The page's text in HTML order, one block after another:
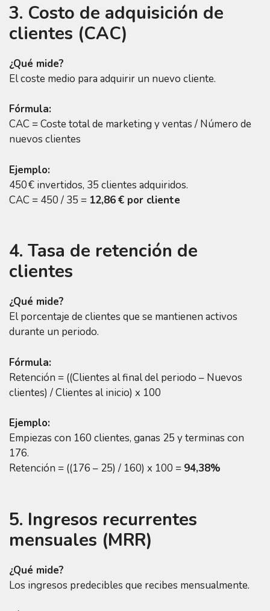
3. Costo de adquisición de
clientes (CAC)
¿Qué mide?
El coste medio para adquirir un nuevo cliente.
Fórmula:
CAC = Coste total de marketing y ventas / Número de
nuevos clientes
Ejemplo:
450 € invertidos, 35 clientes adquiridos.
CAC = 450 / 35 = 12,86 € por cliente
4. Tasa de retención de
clientes
¿Qué mide?
El porcentaje de clientes que se mantienen activos
durante un periodo.
Fórmula:
Retención = ((Clientes al final del periodo – Nuevos
clientes) / Clientes al inicio) x 100
Ejemplo:
Empiezas con 160 clientes, ganas 25 y terminas con
176.
Retención = ((176 – 25) / 160) x 100 = 94,38%
5. Ingresos recurrentes
mensuales (MRR)
¿Qué mide?
Los ingresos predecibles que recibes mensualmente.